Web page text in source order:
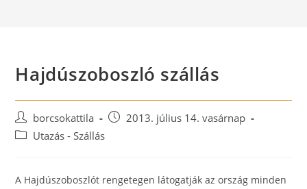
Hajdúszoboszló szállás
Post
author:
borcsokattila
Post2013. július 14. vasárnap
PostUtazás - Szállás
A Hajdúszoboszlót rengetegen látogatják az ország minden